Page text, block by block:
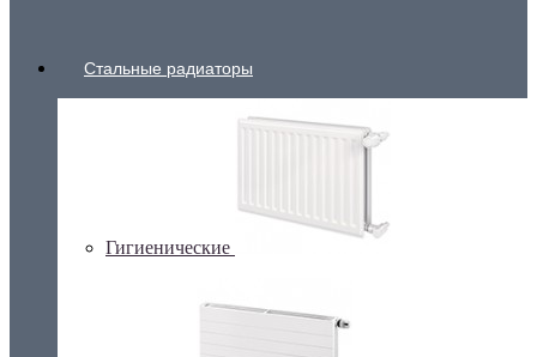
Стальные радиаторы
Гигиенические